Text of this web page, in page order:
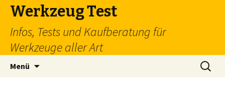
Werkzeug Test
Infos, Tests und Kaufberatung für
Werkzeuge aller Art
Menü
Suchen
nach: